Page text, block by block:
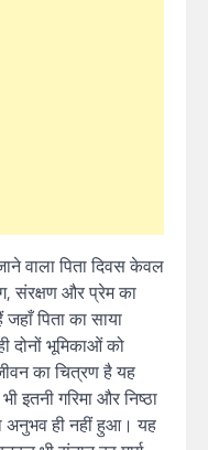
वाला पिता दिवस केवल
संरक्षण और प्रेम का
पिता का साया
दोनों भूमिकाओं को
का चित्रण है यह
इतनी गरिमा और निष्ठा
अनुभव ही नहीं हुआ। यह